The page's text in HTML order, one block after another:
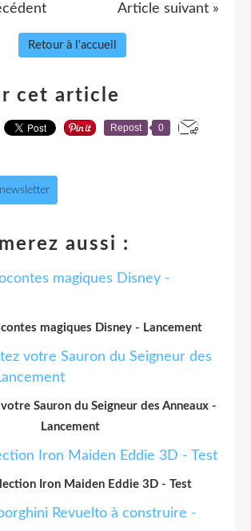
Article suivant »
Retour à l'accueil
cet article
Repost 0
aussi :
magiques Disney - Lancement
Sauron du Seigneur des Anneaux -
Lancement
Iron Maiden Eddie 3D - Test